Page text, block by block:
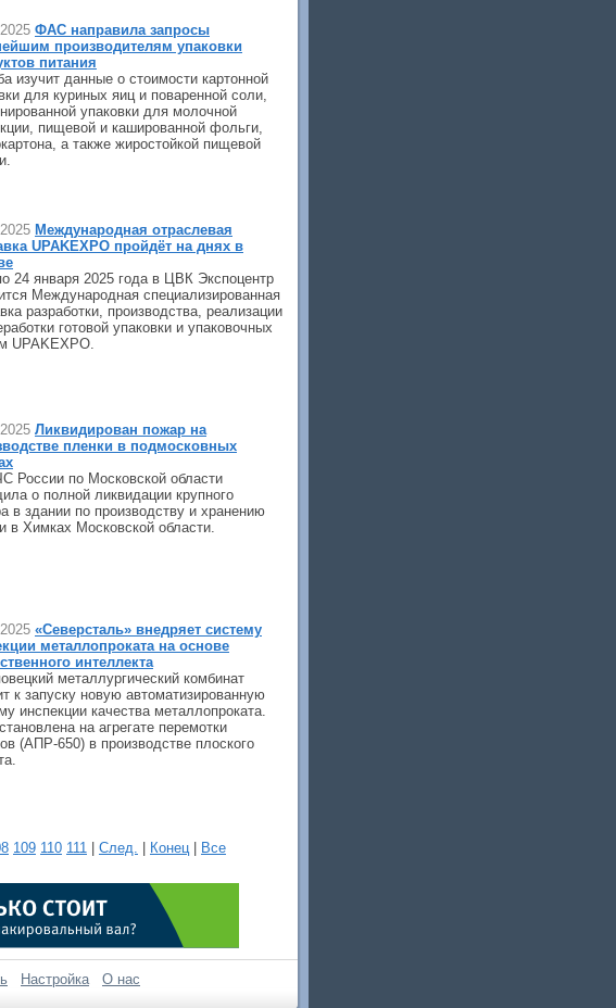
ФАС направила запросы
производителям упаковки
питания
изучит данные о стоимости картонной
для куриных яиц и поваренной соли,
упаковки для молочной
пищевой и кашированной фольги,
а также жиростойкой пищевой
Международная отраслевая
UPAKEXPO пройдёт на днях в
24 января 2025 года в ЦВК Экспоцентр
Международная специализированная
разработки, производства, реализации
готовой упаковки и упаковочных
UPAKEXPO.
Ликвидирован пожар на
пленки в подмосковных
России по Московской области
о полной ликвидации крупного
в здании по производству и хранению
в Химках Московской области.
«Северсталь» внедряет систему
металлопроката на основе
интеллекта
металлургический комбинат
к запуску новую автоматизированную
инспекции качества металлопроката.
на агрегате перемотки
(АПР-650) в производстве плоского
109 110 111 След. Конец Все
Настройка О нас